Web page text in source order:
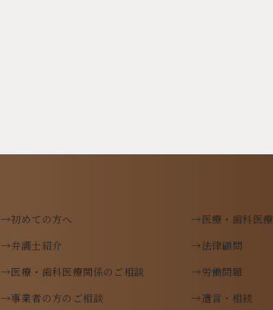
→初めての方へ
→弁護士紹介
→医療・歯科医療関係のご相談
→事業者の方のご相談
→医療・歯科医療
→法律顧問
→労働問題
→遺言・相続